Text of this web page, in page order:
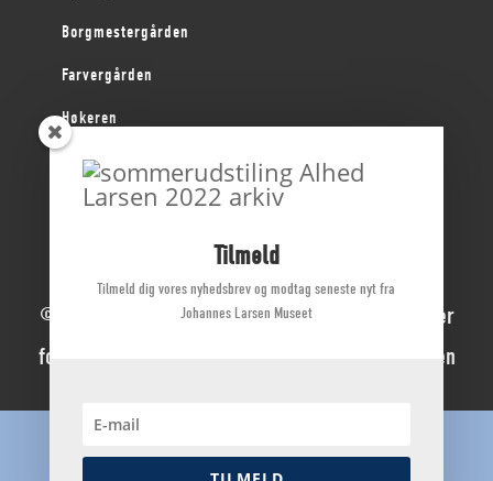
Borgmestergården
Farvergården
Høkeren
Kerteminde Byhistoriske Arkiv
Dyrehave Mølle
© 2022 Johannes Larsen Museet | Alle rettigheder
forbeholdes | Direktør Mette Ladegaard Thøgersen
Tilmeld
Tilmeld dig vores nyhedsbrev og modtag seneste nyt fra
Johannes Larsen Museet